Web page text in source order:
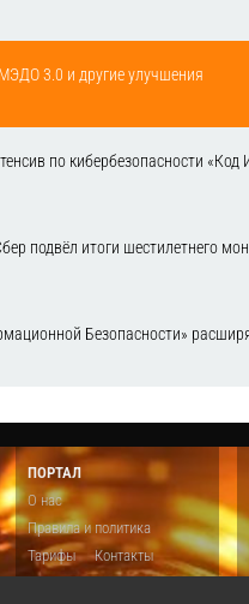
3.0 и другие улучшения
по кибербезопасности
подвёл итоги шестилетнего
Безопасности»
ПОРТАЛ
О нас
Правила и политика
Тарифы
Контакты
Предложить видео
Топ